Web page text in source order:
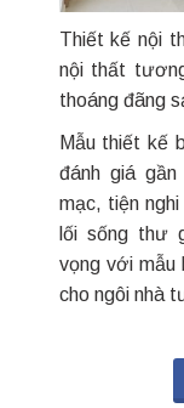
Thiết kế nội
nội thất
thoáng đãng
Mẫu thiết kế
đánh giá
mạc, tiện
lối sống thư
vọng với mẫu
cho ngôi nhà